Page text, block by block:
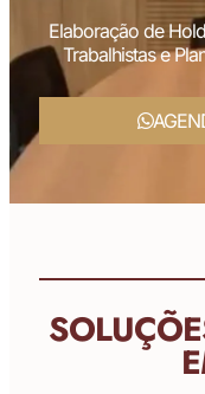
Elaboração de
Trabalhistas e